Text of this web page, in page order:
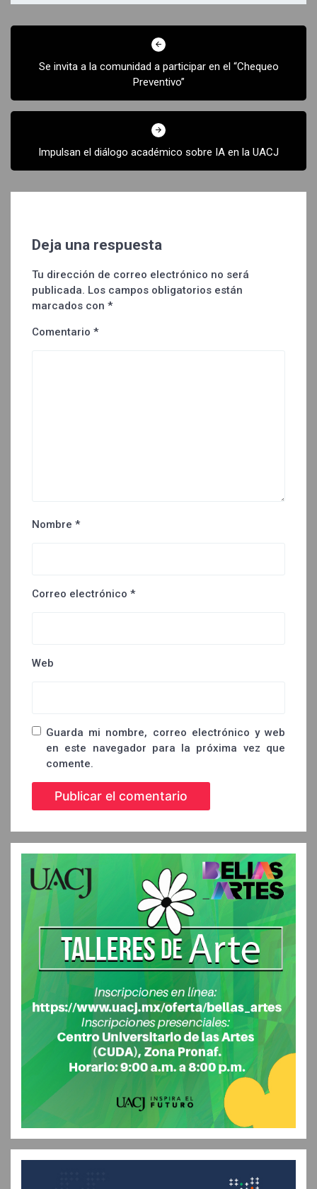
Navegación
entradas
Se invita a la comunidad a participar en el “Chequeo
Preventivo”
Impulsan el diálogo académico sobre IA en la UACJ
Deja una respuesta
Tu dirección de correo electrónico no será
publicada. Los campos obligatorios están
marcados con *
Comentario *
Nombre *
Correo electrónico *
Web
Guarda mi nombre, correo electrónico y web
en este navegador para la próxima vez que
comente.